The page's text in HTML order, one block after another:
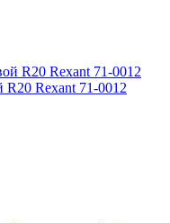
R20 Rexant 71-0012